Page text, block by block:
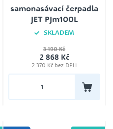
samonasávací čerpadla
JET PJm100L
SKLADEM
Jmenovité napětí
230V
3 190 Kč
2 868 Kč
2 370 Kč bez DPH